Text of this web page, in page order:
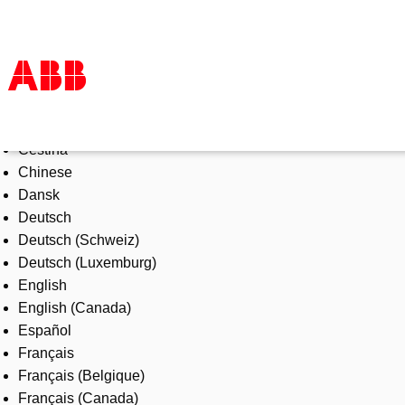
Products & Solutions
Industries
Services
About us
Where to buy
Contact us
Careers
Čeština
Chinese
Dansk
Deutsch
Deutsch (Schweiz)
Deutsch (Luxemburg)
English
English (Canada)
Español
Français
Français (Belgique)
Français (Canada)